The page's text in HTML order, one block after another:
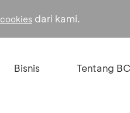
cookies dari kami.
Bisnis Tentang